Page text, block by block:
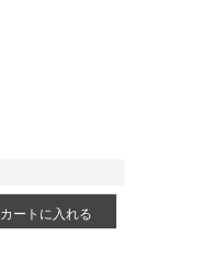
カートに入れる